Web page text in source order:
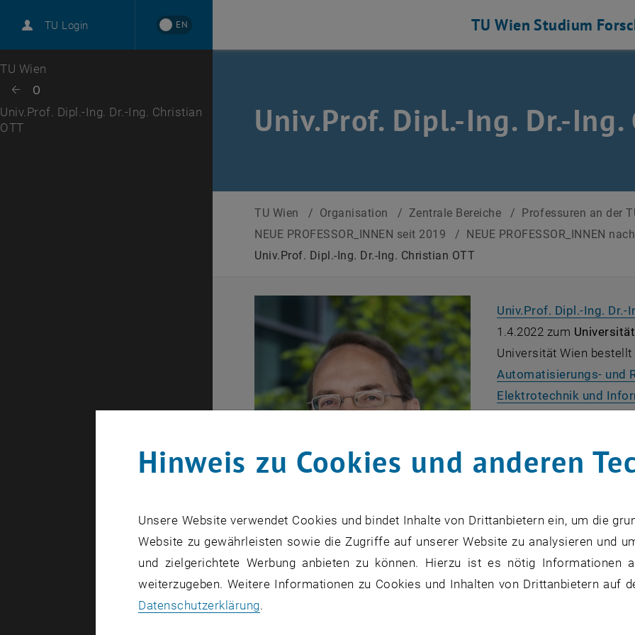
TU Login EN
Karriere
Zur 1. Menü Ebene
TU Wien
Zurück: Subseiten von O auflisten
Zurück zur letzten Ebene:
O
Univ.Prof. Dipl.-Ing. Dr.-Ing. Christian
OTT
TU Wien Studium
Univ.Prof. Dipl.-Ing. Dr.-
TU Wien / Organisation / Zentrale Bereiche / Professuren an der
NEUE PROFESSOR_INNEN seit 2019
/ NEUE PROFESSOR_INNEN
Univ.Prof. Dipl.-Ing. Dr.-Ing. Christian OTT
Univ.Prof. Dipl.-Ing. Dr.-
1.4.2022 zum
Universität Wien
Automatisierungs- und
Elektrotechnik und
Christian
(Johannes Kepler
Studium ab und war
(Deutsches Zentrum
manipulators
, öffnet
"
Universität des
an die Universität von
war. Danach kehrte er
Arbeitsgruppe zur
Hinweis zu Cookies und anderen
Unsere Website verwendet Cookies und bindet Inhalte von Drittanbietern ein, um die
Website zu gewährleisten sowie die Zugriffe auf unserer Website zu analysieren und
und zielgerichtete Werbung anbieten zu können. Hierzu ist es nötig Informationen
weiterzugeben. Weitere Informationen zu Cookies und Inhalten von Drittanbietern auf
Datenschutzerklärung.